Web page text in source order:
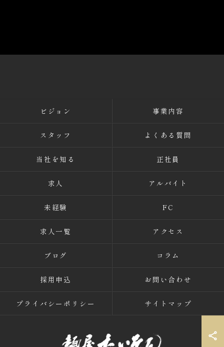
ビジョン 事業内容
スタッフ よくある質問
当社を知る 正社員
求人 アルバイト
未経験 FC
求人一覧 アクセス
ブログ コラム
採用申込 お問い合わせ
プライバシーポリシー サイトマップ